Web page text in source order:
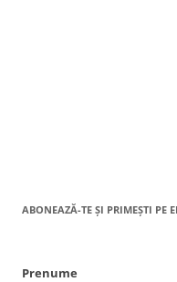
ABONEAZĂ-TE ȘI PRIMEȘTI PE
Prenume